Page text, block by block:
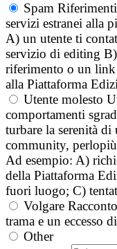
Spam
servizi estranei alla
A) un utente ti
servizio di editing
riferimento o un link
alla Piattaforma
Utente molesto
comportamenti
turbare la serenità
community,
Ad esempio: A)
della Piattaforma
fuori luogo; C)
Volgare
trama e un eccesso
Other